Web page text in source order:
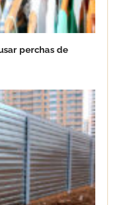
la
perchas de